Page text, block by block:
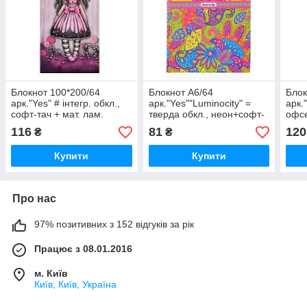
Блокнот 100*200/64
арк."Yes" # інтегр. обкл.,
софт-тач + мат. лам.
Santoro Candy, 151547, шт
116 ₴
Купити
Блокнот А6/64
арк."Yes""Luminocity" =
тверда обкл., неон+софт-
тач лак., 151351, шт
81₴
Купити
120
Про нас
97% позитивних з 152 відгуків за рік
Працює з 08.01.2016
м. Київ
Київ, Київ, Україна